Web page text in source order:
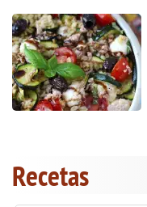
Recetas